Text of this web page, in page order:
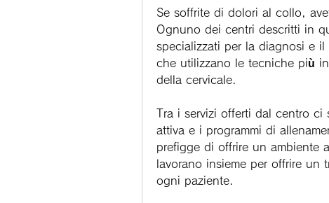
Se soffrite di dolori al collo,
Ognuno dei centri descritti in
specializzati per la diagnosi e il
che utilizzano le tecniche più
della cervicale.
Tra i servizi offerti dal centro
attiva e i programmi di
prefigge di offrire un ambiente
lavorano insieme per offrire un
ogni paziente.